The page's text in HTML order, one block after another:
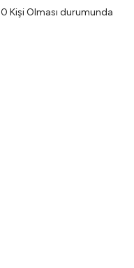
Kişi Olması durumunda